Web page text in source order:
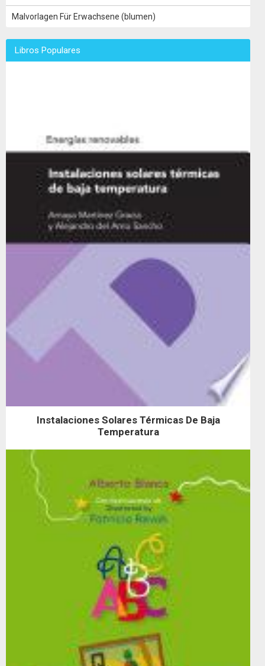
Malvorlagen Für Erwachsene (blumen)
Libros Populares
Instalaciones Solares Térmicas De Baja
Temperatura